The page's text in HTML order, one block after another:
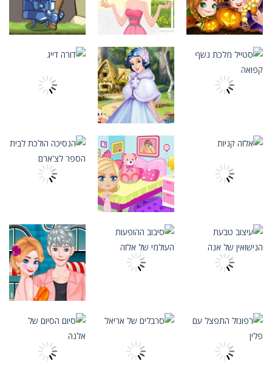
חנות גלידות לתינוקות- הי מותק קטן, עכשיו אתה מפעיל חנות גלידה קטנה. מה שעליך לעשות הוא לענות לבקשת הלקוחות שלך ולהשיג את האובייקט שהצבנו עבורך....
ראש בירה-מטרת המשחק הנייד היא להגיש בירות ללקוחות שנעים לעברכם, הברמן. אם לקוח כלשהו מגיע לקצה הבר או שספל בירה חוזר לא נתפס, אתה...
סיפור של אלזה
ואנה ליל כל
הקדושים
התאמה אישית
שמלת ילדה
1.46K
התאמה אישית
אביר מאוהב /
התאמה אישית
קפואה
התאמה אישית
מסיבת יער שלג
לבן
1.24K
התאמה אישית
דורה דייג
התאמה אישית
אלזה קניות
התאמה אישית
מקום נקי של
הנסיכה הולכת
לבית הספר
לצ'ארם
1.18K
התאמה אישית
עיצוב טבעת
הנישואין של אנה
התאמה אישית
העולמי של אלזה
התאמה אישית
גורל אהבת
תאונה של אלזה